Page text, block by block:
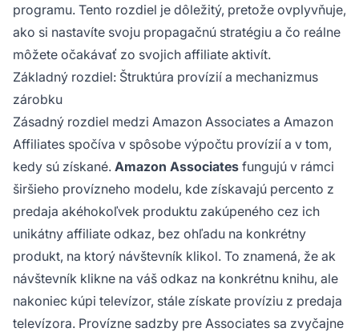
programu. Tento rozdiel je dôležitý, pretože ovplyvňuje,
ako si nastavíte svoju propagačnú stratégiu a čo reálne
môžete očakávať zo svojich affiliate aktivít.
Základný rozdiel: Štruktúra provízií a mechanizmus
zárobku
Zásadný rozdiel medzi Amazon Associates a Amazon
Affiliates spočíva v spôsobe výpočtu provízií a v tom,
kedy sú získané. Amazon Associates fungujú v rámci
širšieho provízneho modelu, kde získavajú percento z
predaja akéhokoľvek produktu zakúpeného cez ich
unikátny affiliate odkaz, bez ohľadu na konkrétny
produkt, na ktorý návštevník klikol. To znamená, že ak
návštevník klikne na váš odkaz na konkrétnu knihu, ale
nakoniec kúpi televízor, stále získate províziu z predaja
televízora. Provízne sadzby pre Associates sa zvyčajne